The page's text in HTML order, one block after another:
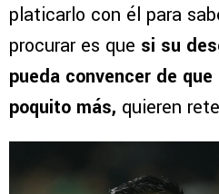
platicarlo con él para
procurar es que si su
pueda convencer de
poquito más, quieren